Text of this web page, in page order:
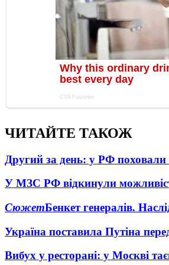
ЧИТАЙТЕ ТАКОЖ
Другий за день: у РФ поховали
У МЗС РФ відкинули
СюжетБенкет генералів.
Україна поставила Путіна
Вибух у ресторані: у Москві